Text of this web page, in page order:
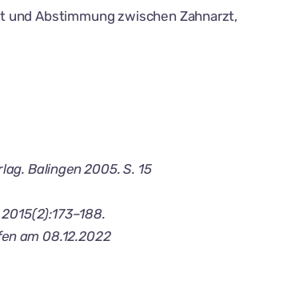
und Abstimmung zwischen Zahnarzt,
Balingen 2005. S. 15
am 08.12.2022